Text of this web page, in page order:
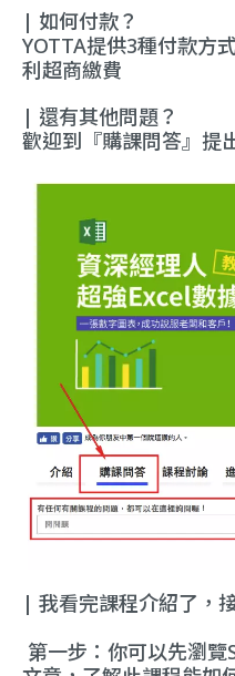
| 如何付款？
YOTTA提供3種付款方
利超商繳費
| 還有其他問題？
歡迎到『購課問答』提
| 我看完課程介紹了，
第一步：你可以先瀏